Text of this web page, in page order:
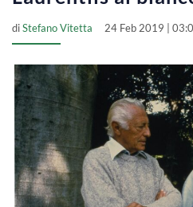
diStefano Vitetta 24 Feb 2019 |